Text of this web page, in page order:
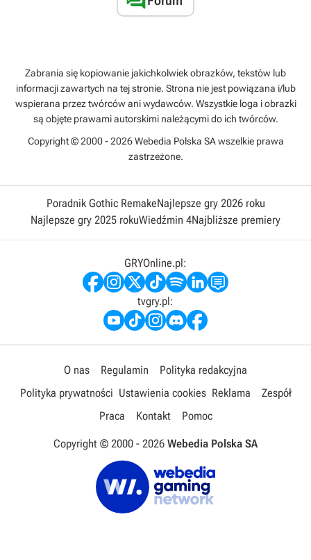
Zabrania się kopiowanie jakichkolwiek obrazków, tekstów lub
informacji zawartych na tej stronie. Strona nie jest powiązana i/lub
wspierana przez twórców ani wydawców. Wszystkie loga i obrazki
są objęte prawami autorskimi należącymi do ich twórców.
Copyright © 2000 - 2026 Webedia Polska SA wszelkie prawa
zastrzeżone.
Poradnik Gothic RemakeNajlepsze gry 2026 roku
Najlepsze gry 2025 rokuWiedźmin 4Najbliższe premiery
GRYOnline.pl:
tvgry.pl:
O nas Regulamin
Polityka redakcyjna
Polityka prywatności Ustawienia cookies Reklama
Zespół
Praca
Kontakt Pomoc
Copyright © 2000 - 2026 Webedia Polska SA